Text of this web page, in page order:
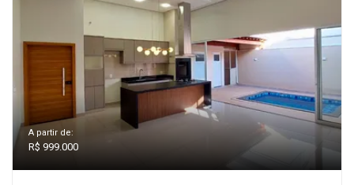
A partir de:
R$ 999.000